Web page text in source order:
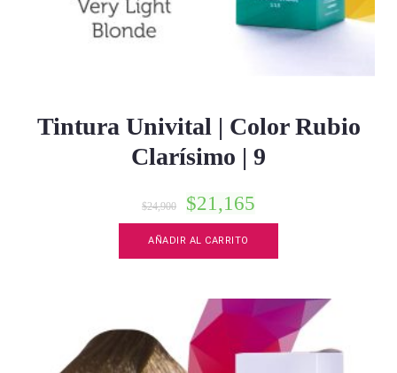
Tintura Univital | Color Rubio
Clarísimo | 9
$24,900 $21,165
AÑADIR AL CARRITO